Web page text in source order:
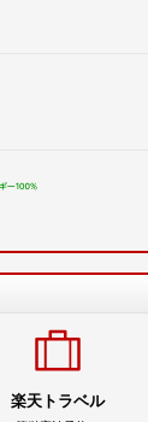
楽天トラベル